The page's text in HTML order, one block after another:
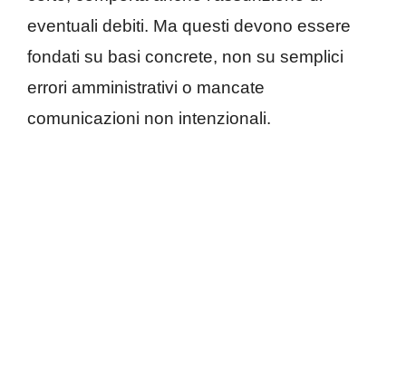
eventuali debiti. Ma questi devono essere
fondati su basi concrete, non su semplici
errori amministrativi o mancate
comunicazioni non intenzionali.